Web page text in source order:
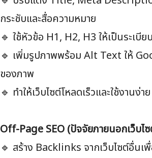
กระชับและสื่อความหมาย
🔹 ใช้หัวข้อ H1, H2, H3 ให้เป็นระเบียบ
🔹 เพิ่มรูปภาพพร้อม Alt Text ให้
ของภาพ
🔹 ทำให้เว็บไซต์โหลดเร็วและใช้งานง่าย
Off-Page SEO (ปัจจัยภายนอกเว็บไ
🔹 สร้าง Backlinks จากเว็บไซต์อื่นเ